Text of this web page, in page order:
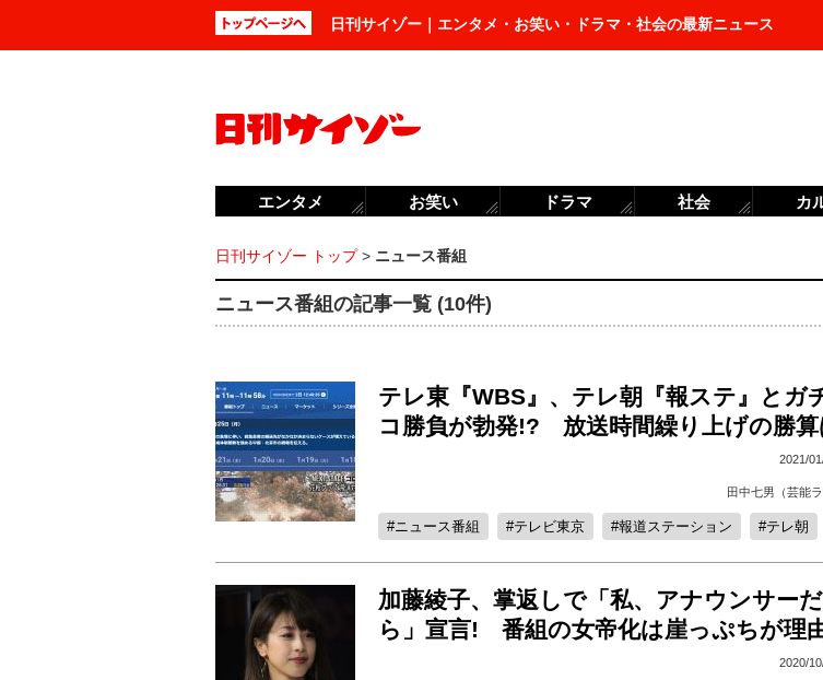
日刊サイゾー｜エンタメ・お笑い・ドラマ・社会の最新ニュース
日刊サイゾー トップ> ニュース番組
ニュース番組の記事一覧 (10件)
テレ東『WBS』、テレ朝『報ステ』とガ
コ勝負が勃発!? 放送時間繰り上げの勝
2021/
田中七男（芸能ラ
ニュース番組 テレビ東京 報道ステーション テレ朝
加藤綾子、掌返しで「私、アナウンサー
ら」宣言! 番組の女帝化は崖っぷちが理
2020/
エンタメ お笑い ドラマ 社会 カ